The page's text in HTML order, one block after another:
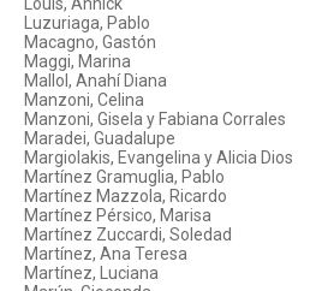
Luzuriaga, Pablo
Macagno, Gastón
Maggi, Marina
Mallol, Anahí Diana
Manzoni, Celina
Manzoni, Gisela y Fabiana Corrales
Maradei, Guadalupe
Margiolakis, Evangelina y Alicia Dios
Martínez Gramuglia, Pablo
Martínez Mazzola, Ricardo
Martínez Pérsico, Marisa
Martínez Zuccardi, Soledad
Martínez, Ana Teresa
Martínez, Luciana